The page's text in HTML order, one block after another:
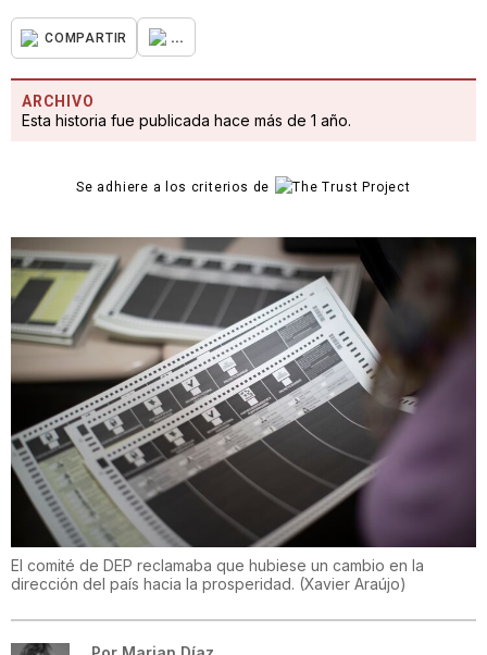
COMPARTIR ...
ARCHIVO
Esta historia fue publicada hace más de 1 año.
Se adhiere a los criterios de
El comité de DEP reclamaba que hubiese un cambio en la
dirección del país hacia la prosperidad. (Xavier Araújo)